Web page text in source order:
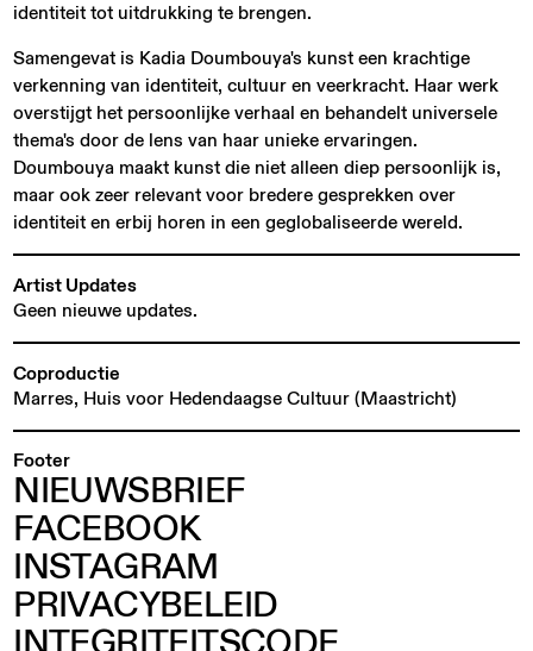
identiteit tot uitdrukking te brengen.
Samengevat is Kadia Doumbouya's kunst een krachtige
verkenning van identiteit, cultuur en veerkracht. Haar werk
overstijgt het persoonlijke verhaal en behandelt universele
thema's door de lens van haar unieke ervaringen.
Doumbouya maakt kunst die niet alleen diep persoonlijk is,
maar ook zeer relevant voor bredere gesprekken over
identiteit en erbij horen in een geglobaliseerde wereld.
Artist Updates
Geen nieuwe updates.
Coproductie
Marres, Huis voor Hedendaagse Cultuur (Maastricht)
Footer
NIEUWSBRIEF
FACEBOOK
INSTAGRAM
PRIVACYBELEID